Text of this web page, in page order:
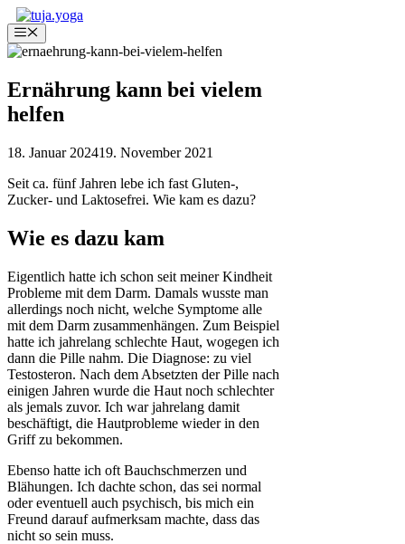
Zum
Inhalt
springen
Menü
Ernährung kann bei vielem
helfen
18. Januar 202419. November 2021
Seit ca. fünf Jahren lebe ich fast Gluten-,
Zucker- und Laktosefrei. Wie kam es dazu?
Wie es dazu kam
Eigentlich hatte ich schon seit meiner Kindheit
Probleme mit dem Darm. Damals wusste man
allerdings noch nicht, welche Symptome alle
mit dem Darm zusammenhängen. Zum Beispiel
hatte ich jahrelang schlechte Haut, wogegen ich
dann die Pille nahm. Die Diagnose: zu viel
Testosteron. Nach dem Absetzten der Pille nach
einigen Jahren wurde die Haut noch schlechter
als jemals zuvor. Ich war jahrelang damit
beschäftigt, die Hautprobleme wieder in den
Griff zu bekommen.
Ebenso hatte ich oft Bauchschmerzen und
Blähungen. Ich dachte schon, das sei normal
oder eventuell auch psychisch, bis mich ein
Freund darauf aufmerksam machte, dass das
nicht so sein muss.